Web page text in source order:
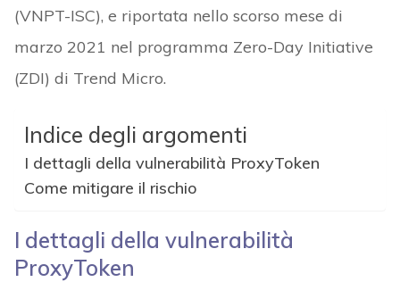
(VNPT-ISC), e riportata nello scorso mese di
marzo 2021 nel programma Zero-Day Initiative
(ZDI) di Trend Micro.
Indice degli argomenti
I dettagli della vulnerabilità ProxyToken
Come mitigare il rischio
I dettagli della vulnerabilità
ProxyToken